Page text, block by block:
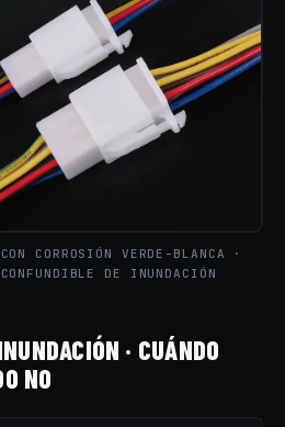
CORROSIÓN VERDE-BLANCA ·
DE INUNDACIÓN
· CUÁNDO
NO